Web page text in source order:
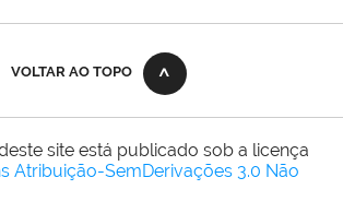
VOLTAR AO TOPO
site está publicado sob a licença
Atribuição-SemDerivações 3.0 Não